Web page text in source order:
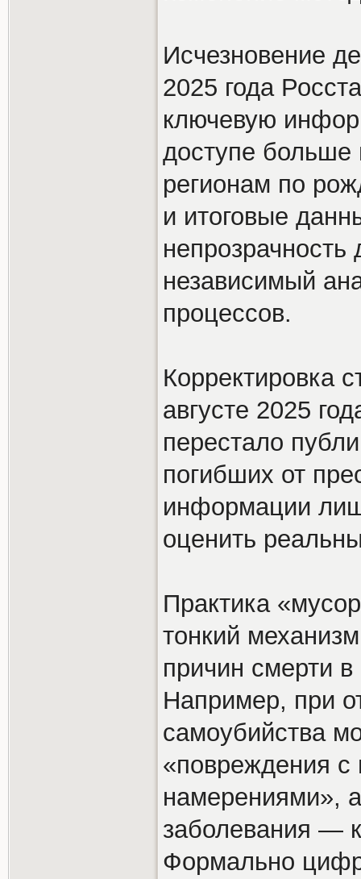
Исчезновение
2025 года
ключевую
доступе больше
регионам по
и итоговые
независимый
процессов.
Корректировка
августе 2025
перестало
погибших от
информации
оценить
Практика
тонкий
причин смерти в
Например, при
самоубийства
«повреждения
намерениями»,
заболевания —
Формально